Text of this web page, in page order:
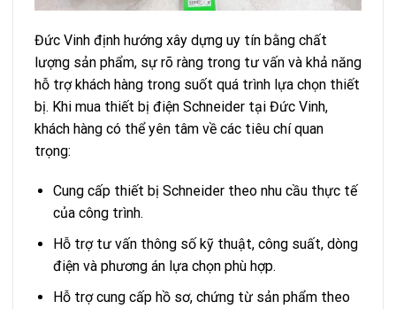
Đức Vinh định hướng xây dựng uy tín bằng chất
lượng sản phẩm, sự rõ ràng trong tư vấn và khả năng
hỗ trợ khách hàng trong suốt quá trình lựa chọn thiết
bị. Khi mua thiết bị điện Schneider tại Đức Vinh,
khách hàng có thể yên tâm về các tiêu chí quan
trọng:
Cung cấp thiết bị Schneider theo nhu cầu thực tế
của công trình.
Hỗ trợ tư vấn thông số kỹ thuật, công suất, dòng
điện và phương án lựa chọn phù hợp.
Hỗ trợ cung cấp hồ sơ, chứng từ sản phẩm theo